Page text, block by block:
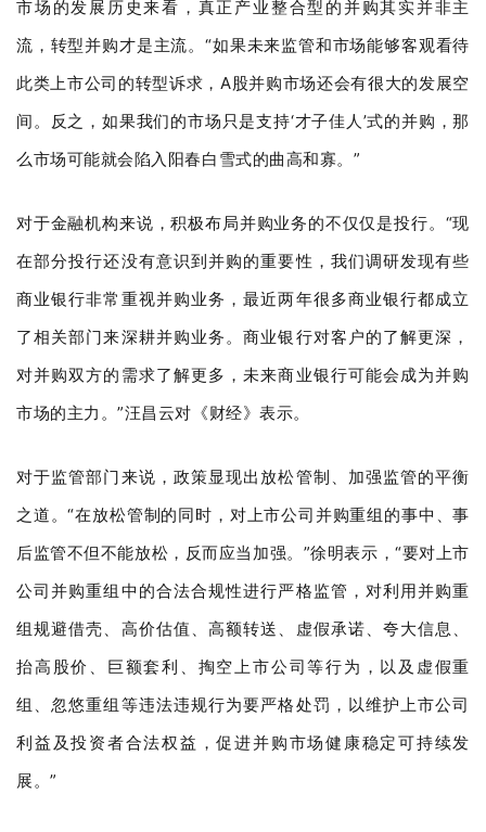
市场的发展历史来看，真正产业整合型的并购其实并非主
流，转型并购才是主流。“如果未来监管和市场能够客观看待
此类上市公司的转型诉求，A股并购市场还会有很大的发展空
间。反之，如果我们的市场只是支持‘才子佳人’式的并购，那
么市场可能就会陷入阳春白雪式的曲高和寡。”
对于金融机构来说，积极布局并购业务的不仅仅是投行。“现
在部分投行还没有意识到并购的重要性，我们调研发现有些
商业银行非常重视并购业务，最近两年很多商业银行都成立
了相关部门来深耕并购业务。商业银行对客户的了解更深，
对并购双方的需求了解更多，未来商业银行可能会成为并购
市场的主力。”汪昌云对《财经》表示。
对于监管部门来说，政策显现出放松管制、加强监管的平衡
之道。“在放松管制的同时，对上市公司并购重组的事中、事
后监管不但不能放松，反而应当加强。”徐明表示，“要对上市
公司并购重组中的合法合规性进行严格监管，对利用并购重
组规避借壳、高价估值、高额转送、虚假承诺、夸大信息、
抬高股价、巨额套利、掏空上市公司等行为，以及虚假重
组、忽悠重组等违法违规行为要严格处罚，以维护上市公司
利益及投资者合法权益，促进并购市场健康稳定可持续发
展。”